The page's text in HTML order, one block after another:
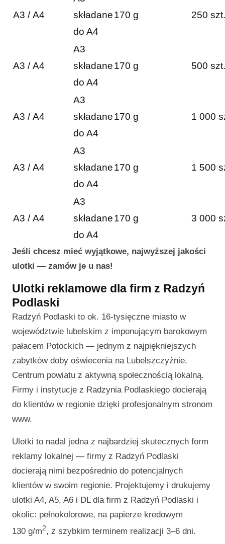
A3 / A4
składane
do A4
170 g 250 szt.
A3 / A4
A3
składane
do A4
170 g 500 szt.
A3 / A4
A3
składane
do A4
170 g 1 000
A3 / A4
A3
składane
do A4
170 g 1 500
A3 / A4
A3
składane
do A4
170 g 3 000
Jeśli chcesz mieć wyjątkowe, najwyższej jakości
ulotki — zamów je u nas!
Ulotki reklamowe dla firm z Radzyń
Podlaski
Radzyń Podlaski to ok. 16-tysięczne miasto w
województwie lubelskim z imponującym barokowym
pałacem Potockich — jednym z najpiękniejszych
zabytków doby oświecenia na Lubelszczyźnie.
Centrum powiatu z aktywną społecznością lokalną.
Firmy i instytucje z Radzynia Podlaskiego docierają
do klientów w regionie dzięki profesjonalnym stronom
www.
Ulotki to nadal jedna z najbardziej skutecznych form
reklamy lokalnej — firmy z Radzyń Podlaski
docierają nimi bezpośrednio do potencjalnych
klientów w swoim regionie. Projektujemy i drukujemy
ulotki A4, A5, A6 i DL dla firm z Radzyń Podlaski i
okolic: pełnokolorowe, na papierze kredowym
130 g/m2, z szybkim terminem realizacji 3–6 dni.